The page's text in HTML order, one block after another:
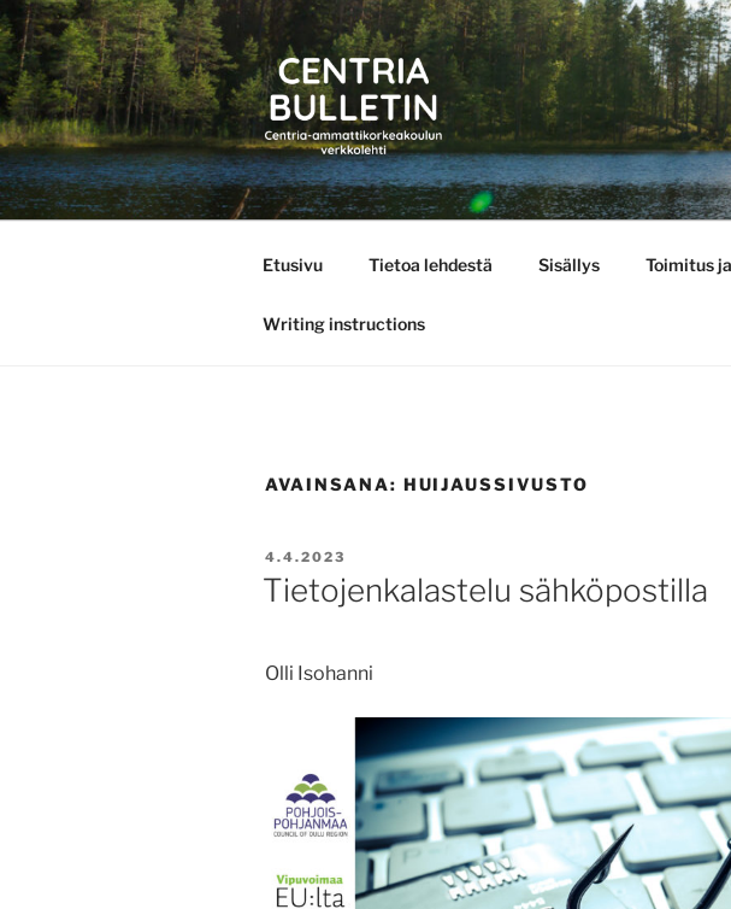
Siirry
sisältöön
CENTRIA
Etusivu Tietoa lehdestä Sisällys Toimitus
Writing instructions
AVAINSANA: HUIJAUSSIVUSTO
JULKAISTU
4.4.2023
Tietojenkalastelu sähköpostilla
Olli Isohanni